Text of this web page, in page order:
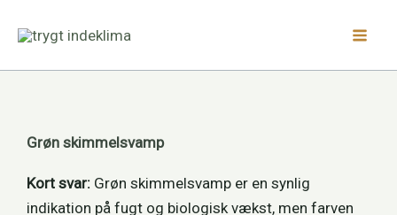
Grøn skimmelsvamp
Kort svar: Grøn skimmelsvamp er en synlig
indikation på fugt og biologisk vækst, men farven